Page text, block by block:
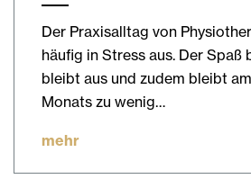
Der Praxisalltag von
häufig in Stress aus. Der Spaß
bleibt aus und zudem bleibt
Monats zu wenig…
mehr